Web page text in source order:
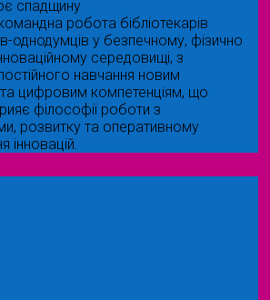
спадщину
робота бібліотекарів
однодумців у безпечному, фізично
середовищі, з
навчання новим
та цифровим компетенціям, що
філософії роботи з
розвитку та оперативному
інновацій.